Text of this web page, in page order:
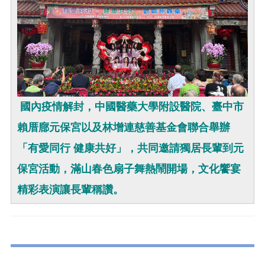
國內疫情解封，中國醫藥大學附設醫院、臺中市
賴厝廍元保宮以及林增連慈善基金會聯合舉辦
「有愛同行 健康共好」，共同邀請獨居長輩到元
保宮活動，滿山春色扇子舞熱鬧開場，文化饗宴
精彩表演讓長輩稱讚。